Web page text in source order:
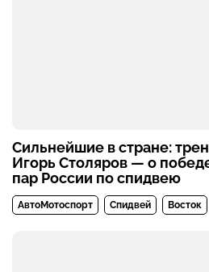
Сильнейшие в стране:
Игорь Столяров — о
пар России по спидвею
АвтоМотоспорт Спидвей Восток